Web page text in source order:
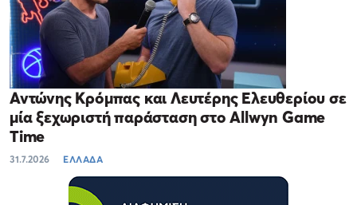
Αντώνης Κρόμπας και Λευτέρης Ελευθερίου σε
μία ξεχωριστή παράσταση στο Allwyn Game
Time
31.7.2026 ΕΛΛΑΔΑ